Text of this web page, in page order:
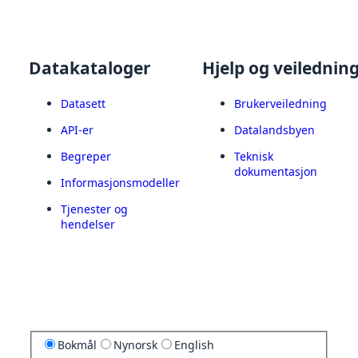
Datakataloger
Datasett
API-er
Begreper
Informasjonsmodeller
Tjenester og
hendelser
Hjelp og
Brukerveiledning
Datalandsbyen
Teknisk
dokumentasjon
Bokmål Nynorsk English